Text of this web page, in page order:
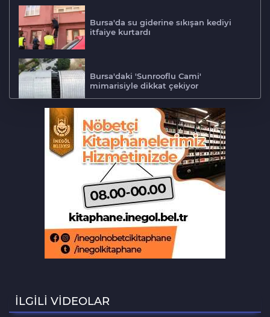
Bursa'da su giderine sıkışan kediyi
itfaiye kurtardı
Bursa'daki 'Sunrooflu Cami'
mimarisiyle dikkat çekiyor
Adalet Komisyonu'nda gerginlik
Bursa'da barakaya sıçrayan yangın
ekipleri harekete geçirdi
Aslı Hünel’den Bursa'da müzik
ziyafeti
binicilik merkezi oluyor
İLGİLİ VİDEOLAR